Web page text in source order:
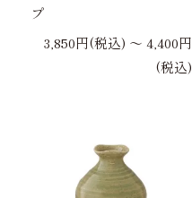
プ
3,850円(税込) 〜 4,400円
(税込)